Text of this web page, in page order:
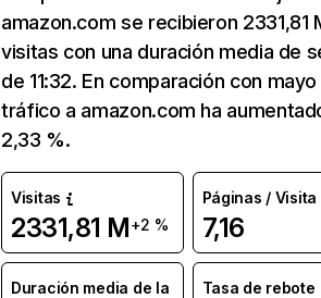
amazon.com se recibieron 2331,81
visitas con una duración media de
de 11:32. En comparación con mayo
tráfico a amazon.com ha
2,33 %.
Visitas
2331,81 M+2 %
Páginas / Visita
7,16
Duración media de la
Tasa de rebote